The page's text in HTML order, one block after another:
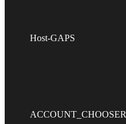
Host-GAPS
ACCOUNT_CHOOSER